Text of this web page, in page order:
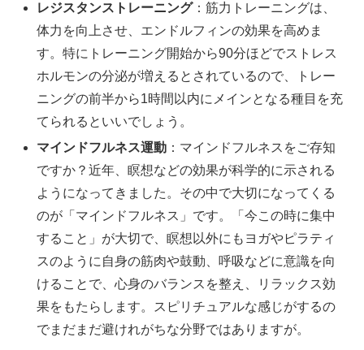
レジスタンストレーニング：筋力トレーニングは、
体力を向上させ、エンドルフィンの効果を高めま
す。特にトレーニング開始から90分ほどでストレス
ホルモンの分泌が増えるとされているので、トレー
ニングの前半から1時間以内にメインとなる種目を充
てられるといいでしょう。
マインドフルネス運動 ：マインドフルネスをご存知
ですか？近年、瞑想などの効果が科学的に示される
ようになってきました。その中で大切になってくる
のが「マインドフルネス」です。「今この時に集中
すること」が大切で、瞑想以外にもヨガやピラティ
スのように自身の筋肉や鼓動、呼吸などに意識を向
けることで、心身のバランスを整え、リラックス効
果をもたらします。スピリチュアルな感じがするの
でまだまだ避けれがちな分野ではありますが。